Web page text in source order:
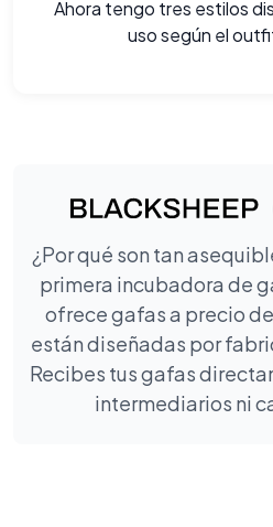
Ahora tengo tres estilos
uso según el
¿Por qué son tan
primera incubadora de
ofrece gafas a precio
están diseñadas por
Recibes tus gafas
intermediarios ni